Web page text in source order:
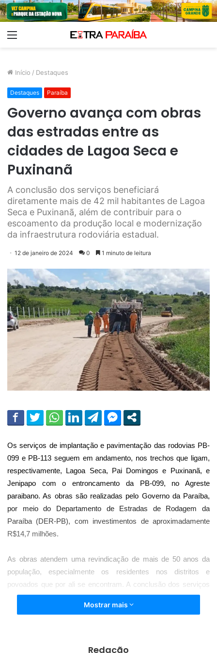
Início / Destaques
Destaques Paraíba
Governo avança com obras
das estradas entre as
cidades de Lagoa Seca e
Puxinanã
A conclusão dos serviços beneficiará
diretamente mais de 42 mil habitantes de Lagoa
Seca e Puxinanã, além de contribuir para o
escoamento da produção local e modernização
da infraestrutura rodoviária estadual.
12 de janeiro de 2024 0 1 minuto de leitura
Os serviços de implantação e pavimentação das rodovias PB-
099 e PB-113 seguem em andamento, nos trechos que ligam,
respectivamente, Lagoa Seca, Pai Domingos e Puxinanã, e
Jenipapo com o entroncamento da PB-099, no Agreste
paraibano. As obras são realizadas pelo Governo da Paraíba,
por meio do Departamento de Estradas de Rodagem da
Paraíba (DER-PB), com investimentos de aproximadamente
R$14,7 milhões.
As obras atendem uma revindicação de mais de 50 anos da
população, especialmente os residentes nos distritos e
povoados que por ali se encontram. A conclusão dos serviços
beneficiará diretamente mais de 42 mil habitantes de Lagoa
Seca e Puxinanã, além de contribuir para o escoamento da
Mostrar mais
Redação